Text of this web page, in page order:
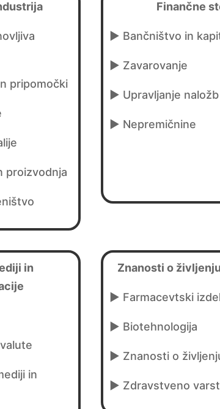
pripomočki
proizvodnja
Finančne
► Bančništvo in
► Zavarovanje
► Upravljanje naložb
► Nepremičnine
in
in
Znanosti o
► Farmacevtski
► Biotehnologija
► Znanosti o
► Zdravstveno